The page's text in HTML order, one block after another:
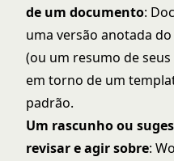
de um documento:
uma versão anotada
(ou um resumo de
em torno de um
padrão.
Um rascunho ou
revisar e agir sobre: